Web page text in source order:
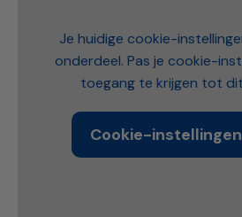
Je huidige cookie-
onderdeel. Pas je cookie-
toegang te krijgen tot
Cookie-